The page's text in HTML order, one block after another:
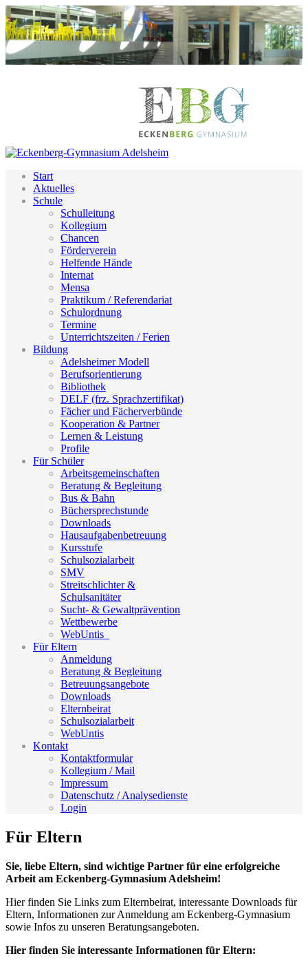
Start
Aktuelles
Schule
Schulleitung
Kollegium
Chancen
Förderverein
Helfende Hände
Internat
Mensa
Praktikum / Referendariat
Schulordnung
Termine
Unterrichtszeiten / Ferien
Bildung
Adelsheimer Modell
Berufsorientierung
Bibliothek
DELF (frz. Sprachzertifikat)
Fächer und Fächerverbünde
Kooperation & Partner
Lernen & Leistung
Profile
Für Schüler
Arbeitsgemeinschaften
Beratung & Begleitung
Bus & Bahn
Büchersprechstunde
Downloads
Hausaufgabenbetreuung
Kursstufe
Schulsozialarbeit
SMV
Streitschlichter &
Schulsanitäter
Sucht- & Gewaltprävention
Wettbewerbe
WebUntis_
Für Eltern
Anmeldung
Beratung & Begleitung
Betreuungsangebote
Downloads
Elternbeirat
Schulsozialarbeit
WebUntis
Kontakt
Kontaktformular
Kollegium / Mail
Impressum
Datenschutz / Analysedienste
Login
Für Eltern
Sie, liebe Eltern, sind wichtige Partner für eine erfolgreiche
Arbeit am Eckenberg-Gymnasium Adelsheim!
Hier finden Sie Links zum Elternbeirat, interessante Downloads für
Eltern, Informationen zur Anmeldung am Eckenberg-Gymnasium
sowie Infos zu unseren Beratungsangeboten.
Hier finden Sie interessante Informationen für Eltern: